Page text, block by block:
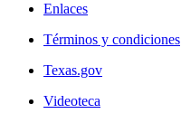
Enlaces
Términos y condiciones
Texas.gov
Videoteca